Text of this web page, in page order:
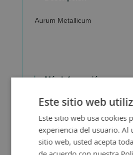
Aurum Metallicum
Más Información
Este sitio web
Este sitio web usa cookies
experiencia del usuario. Al
sitio web, usted acepta